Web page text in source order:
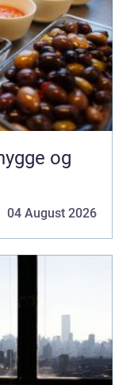
04 August 2026